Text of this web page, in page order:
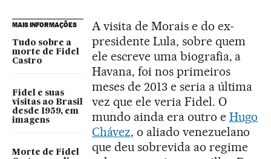
MAIS INFORMAÇÕES
Tudo sobre a
morte de Fidel
Castro
Fidel e suas
visitas ao Brasil
desde 1959, em
imagens
Morte de Fidel
A visita de Morais e do ex-
presidente Lula, sobre quem
ele escreve uma biografia, a
Havana, foi nos primeiros
meses de 2013 e seria a última
vez que ele veria Fidel. O
mundo ainda era outro e Hugo
Chávez, o aliado venezuelano
que deu sobrevida ao regime